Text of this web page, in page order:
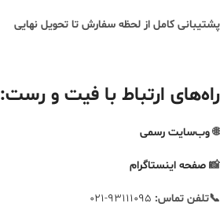
پشتیبانی کامل از لحظه سفارش تا تحویل نهایی
راه‌های ارتباط با فیت و رست:
🌐وب‌سایت رسمی
📸 صفحه اینستاگرام
📞تلفن تماس: 93111095-021